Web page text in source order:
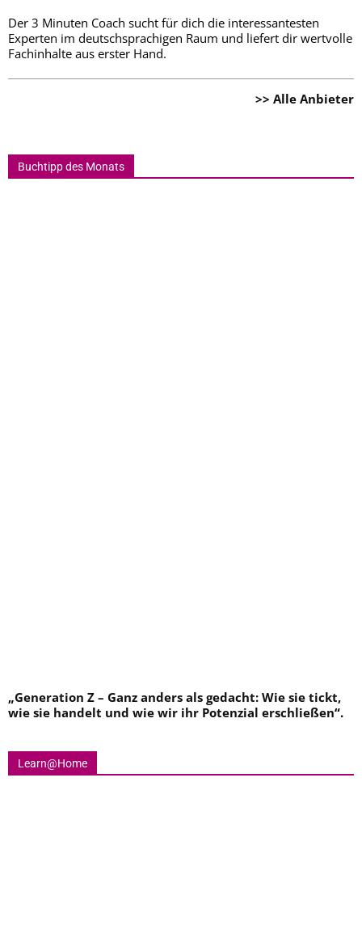
Der 3 Minuten Coach sucht für dich die interessantesten
Experten im deutschsprachigen Raum und liefert dir wertvolle
Fachinhalte aus erster Hand.
>> Alle Anbieter
Buchtipp des Monats
„Generation Z – Ganz anders als gedacht: Wie sie tickt,
wie sie handelt und wie wir ihr Potenzial erschließen“.
Learn@Home